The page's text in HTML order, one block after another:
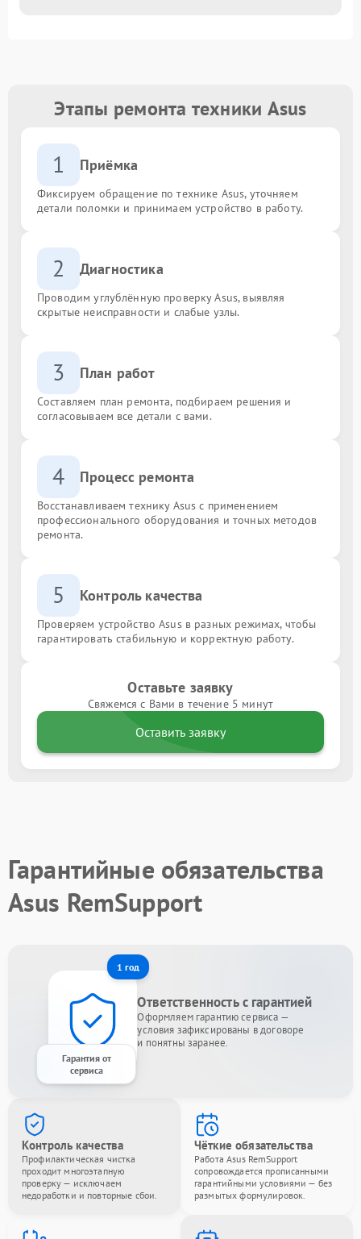
Этапы ремонта техники Asus
1 Приёмка
Фиксируем обращение по технике Asus, уточняем
детали поломки и принимаем устройство в работу.
2 Диагностика
Проводим углублённую проверку Asus, выявляя
скрытые неисправности и слабые узлы.
3 План работ
Составляем план ремонта, подбираем решения и
согласовываем все детали с вами.
4 Процесс ремонта
Восстанавливаем технику Asus с применением
профессионального оборудования и точных методов
ремонта.
5 Контроль качества
Проверяем устройство Asus в разных режимах, чтобы
гарантировать стабильную и корректную работу.
Оставьте заявку
Свяжемся с Вами в течение 5 минут
Оставить заявку
Гарантийные обязательства
Asus RemSupport
1 год
Гарантия от
сервиса
Ответственность с гарантией
Оформляем гарантию сервиса —
условия зафиксированы в договоре
и понятны заранее.
Контроль качества
Профилактическая чистка
проходит многоэтапную
проверку — исключаем
недоработки и повторные сбои.
Чёткие обязательства
Работа Asus RemSupport
сопровождается прописанными
гарантийными условиями — без
размытых формулировок.